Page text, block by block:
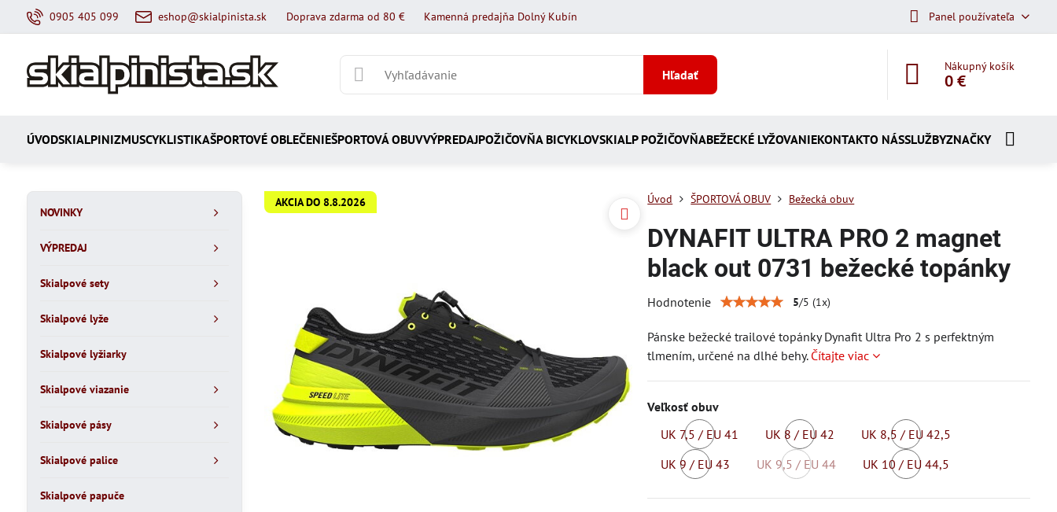
0905 405 099 eshop@skialpinista.sk Doprava zdarma od 80 € Kamenná predajňa Dolný Kubín Panel používateľa
Hľadať
Nákupný košík
0 €
ÚVODSKIALPINIZMUSCYKLISTIKAŠPORTOVÉ OBLEČENIEŠPORTOVÁ OBUVVÝPREDAJPOŽIČOVŇA BICYKLOVSKIALP POŽIČOVŇABEŽECKÉ LYŽOVANIEKONTAKTO NÁSSLUŽBYZNAČKY
AKCIA DO 8.8.2026 Úvod ŠPORTOVÁ OBUV Bežecká obuv
DYNAFIT ULTRA PRO 2 magnet
black out 0731 bežecké topánky
Hodnotenie 5/5 (1x)
Pánske bežecké trailové topánky Dynafit Ultra Pro 2 s perfektným
tlmením, určené na dlhé behy. Čítajte viac
Veľkosť obuv
UK 7,5 / EU 41
Skladom
UK 8 / EU 42
Skladom
UK 8,5 / EU 42,5
Skladom
UK 9 / EU 43
UK 9,5 / EU 44
nedostupné
UK 10 / EU 44,5
NOVINKY
VÝPREDAJ
Skialpové sety
Skialpové lyže
Skialpové lyžiarky
Skialpové viazanie
Skialpové pásy
Skialpové palice
Skialpové papuče